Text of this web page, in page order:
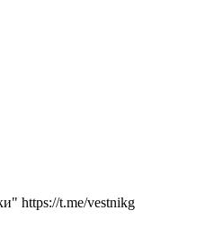
https://t.me/vestnikg